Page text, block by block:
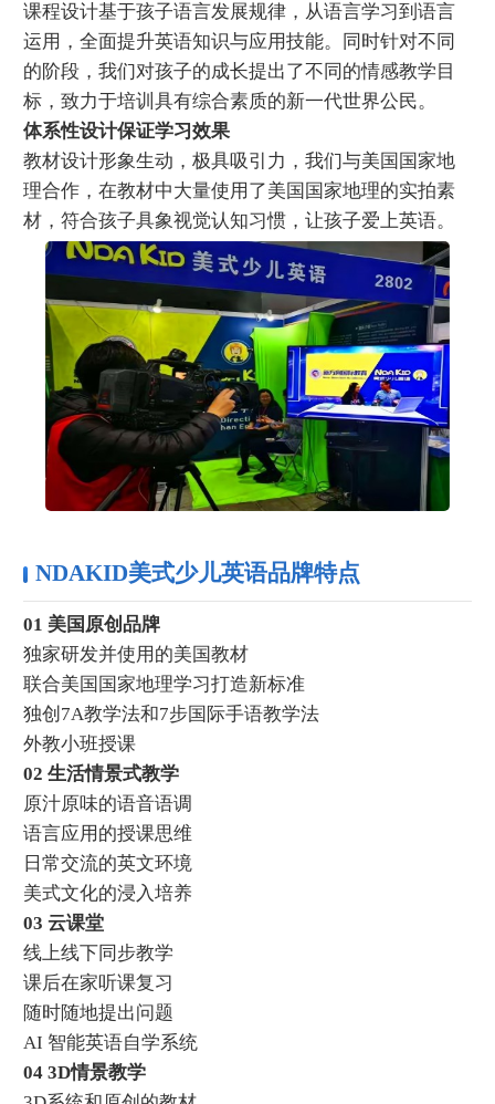
课程设计基于孩子语言发展规律，从语言学习到语言
运用，全面提升英语知识与应用技能。同时针对不同
的阶段，我们对孩子的成长提出了不同的情感教学目
标，致力于培训具有综合素质的新一代世界公民。
体系性设计保证学习效果
教材设计形象生动，极具吸引力，我们与美国国家地
理合作，在教材中大量使用了美国国家地理的实拍素
材，符合孩子具象视觉认知习惯，让孩子爱上英语。
NDAKID美式少儿英语品牌特点
01 美国原创品牌
独家研发并使用的美国教材
联合美国国家地理学习打造新标准
独创7A教学法和7步国际手语教学法
外教小班授课
02 生活情景式教学
原汁原味的语音语调
语言应用的授课思维
日常交流的英文环境
美式文化的浸入培养
03 云课堂
线上线下同步教学
课后在家听课复习
随时随地提出问题
AI 智能英语自学系统
04 3D情景教学